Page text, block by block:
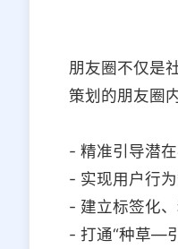
朋友圈不仅是
策划的朋友圈
- 精准引导潜在
- 实现用户行为
- 建立标签化
- 打通“种草—